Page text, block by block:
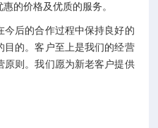
的价格及优质的服务。
后的合作过程中保持良好的
目的。客户至上是我们的经营
原则。我们愿为新老客户提供